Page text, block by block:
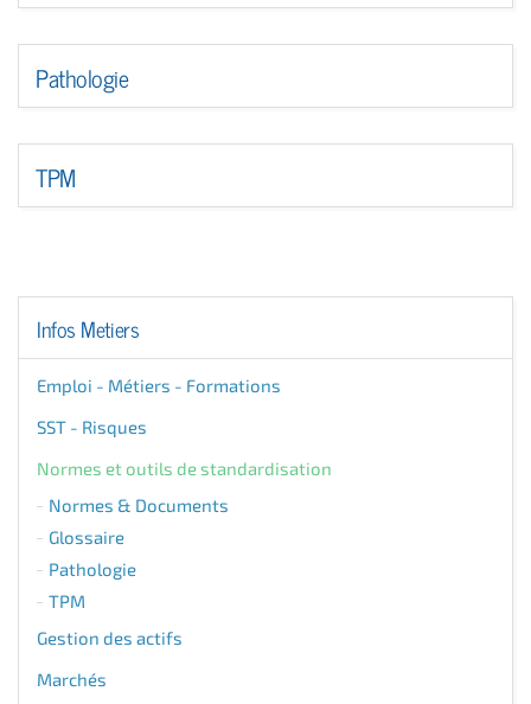
Pathologie
TPM
Infos Metiers
Emploi - Métiers - Formations
SST - Risques
Normes et outils de standardisation
Normes & Documents
Glossaire
Pathologie
TPM
Gestion des actifs
Marchés